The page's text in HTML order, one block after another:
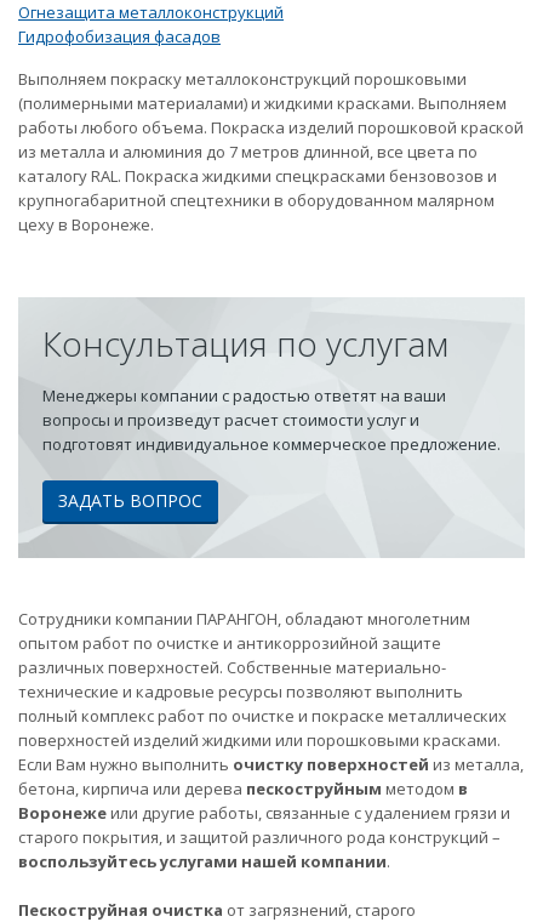
Огнезащита металлоконструкций
Гидрофобизация фасадов
Выполняем покраску металлоконструкций порошковыми
(полимерными материалами) и жидкими красками. Выполняем
работы любого объема. Покраска изделий порошковой краской
из металла и алюминия до 7 метров длинной, все цвета по
каталогу RAL. Покраска жидкими спецкрасками бензовозов и
крупногабаритной спецтехники в оборудованном малярном
цеху в Воронеже.
Консультация по услугам
Менеджеры компании с радостью ответят на ваши
вопросы и произведут расчет стоимости услуг и
подготовят индивидуальное коммерческое предложение.
ЗАДАТЬ ВОПРОС
Сотрудники компании ПАРАНГОН, обладают многолетним
опытом работ по очистке и антикоррозийной защите
различных поверхностей. Собственные материально-
технические и кадровые ресурсы позволяют выполнить
полный комплекс работ по очистке и покраске металлических
поверхностей изделий жидкими или порошковыми красками.
Если Вам нужно выполнить очистку поверхностей из металла,
бетона, кирпича или дерева пескоструйным методом в
Воронежеили другие работы, связанные с удалением грязи и
старого покрытия, и защитой различного рода конструкций –
воспользуйтесь услугами нашей компании.
Пескоструйная очистка от загрязнений, старого